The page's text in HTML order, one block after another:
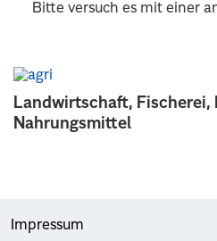
Landwirtschaft, Fischerei,
Nahrungsmittel
Bitte versuch es mit einer
Impressum